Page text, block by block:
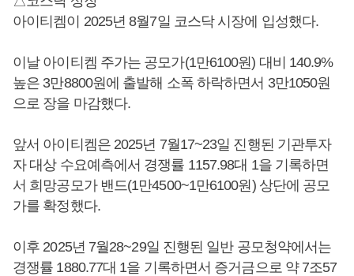
아이티켐이 2025년 8월7일 코스닥 시장에 입성했다.
이날 아이티켐 주가는 공모가(1만6100원) 대비 140.9%
높은 3만8800원에 출발해 소폭 하락하면서 3만1050원
으로 장을 마감했다.
앞서 아이티켐은 2025년 7월17~23일 진행된 기관투자
자 대상 수요예측에서 경쟁률 1157.98대 1을 기록하면
서 희망공모가 밴드(1만4500~1만6100원) 상단에 공모
가를 확정했다.
이후 2025년 7월28~29일 진행된 일반 공모청약에서는
경쟁률 1880.77대 1을 기록하면서 증거금으로 약 7조57